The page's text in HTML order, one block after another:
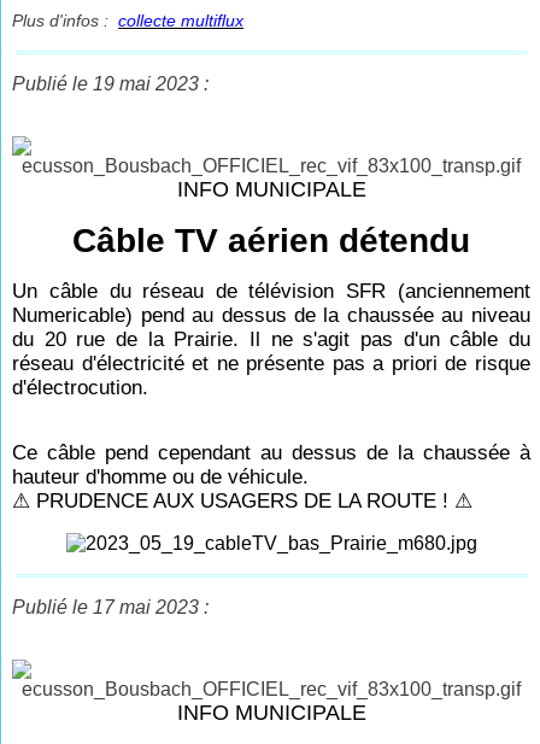
Plus d'infos :collecte multiflux
Publié le 19 mai 2023 :
INFO MUNICIPALE
Câble TV aérien détendu
Un câble du réseau de télévision SFR (anciennement
Numericable) pend au dessus de la chaussée au niveau
du 20 rue de la Prairie. Il ne s'agit pas d'un câble du
réseau d'électricité et ne présente pas a priori de risque
d'électrocution.
Ce câble pend cependant au dessus de la chaussée à
hauteur d'homme ou de véhicule.
⚠ PRUDENCE AUX USAGERS DE LA ROUTE ! ⚠
Publié le 17 mai 2023 :
INFO MUNICIPALE